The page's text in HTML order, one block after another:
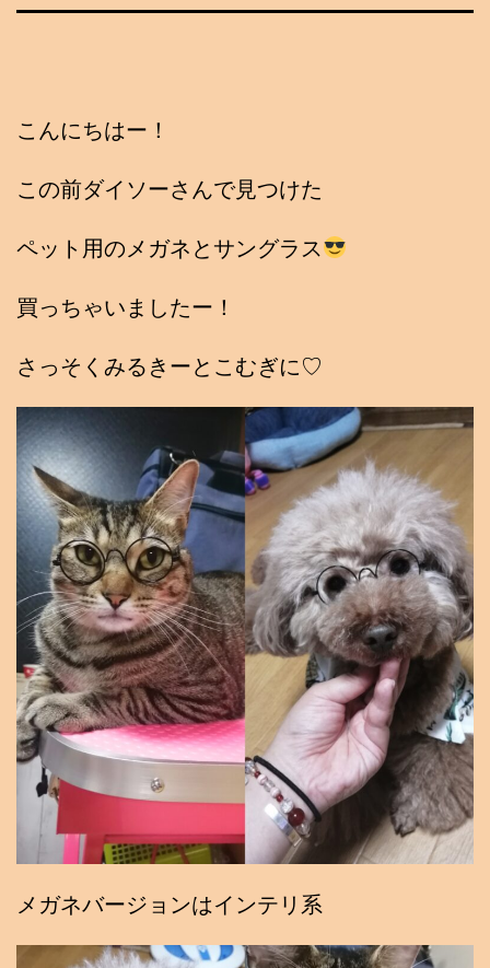
こんにちはー！
この前ダイソーさんで見つけた
ペット用のメガネとサングラス
買っちゃいましたー！
さっそくみるきーとこむぎに♡
メガネバージョンはインテリ系